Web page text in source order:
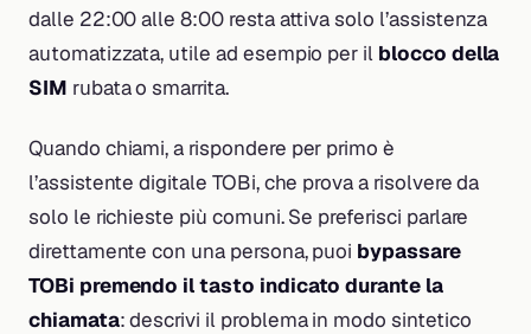
dalle 22:00 alle 8:00 resta attiva solo l’assistenza
automatizzata, utile ad esempio per il blocco della
SIM rubata o smarrita.
Quando chiami, a rispondere per primo è
l’assistente digitale TOBi, che prova a risolvere da
solo le richieste più comuni. Se preferisci parlare
direttamente con una persona, puoi bypassare
TOBi premendo il tasto indicato durante la
chiamata: descrivi il problema in modo sintetico